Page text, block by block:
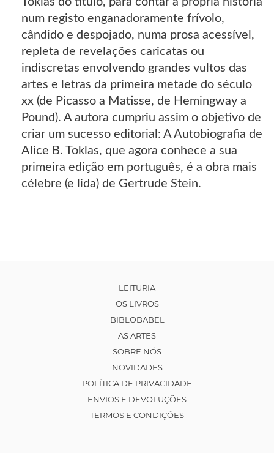
num registo enganadoramente frívolo,
cândido e despojado, numa prosa acessível,
repleta de revelações caricatas ou
indiscretas envolvendo grandes vultos das
artes e letras da primeira metade do século
xx (de Picasso a Matisse, de Hemingway a
Pound). A autora cumpriu assim o objetivo de
criar um sucesso editorial: A Autobiografia de
Alice B. Toklas, que agora conhece a sua
primeira edição em português, é a obra mais
célebre (e lida) de Gertrude Stein.
LEITURIA
OS LIVROS
BIBLOBABEL
AS ARTES
SOBRE NÓS
NOVIDADES
POLÍTICA DE PRIVACIDADE
ENVIOS E DEVOLUÇÕES
TERMOS E CONDIÇÕES